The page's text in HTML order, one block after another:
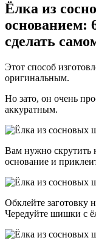
Ёлка из
основанием:
сделать
Этот способ
оригинальным.
Но зато, он очень
аккуратным.
Вам нужно скрутить
основание и
Обклейте
Чередуйте шишки с